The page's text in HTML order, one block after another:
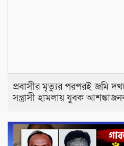
প্রবাসীর মৃত্যুর পরপরই জমি
সন্ত্রাসী হামলায় যুবক